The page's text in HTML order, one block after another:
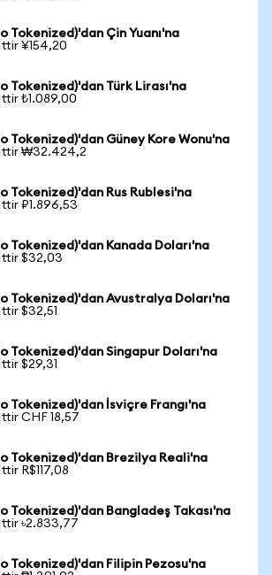
Tokenized)'dan Çin Yuanı'na
¥154,20
Tokenized)'dan Türk Lirası'na
₺1.089,00
Tokenized)'dan Güney Kore Wonu'na
₩32.424,2
Tokenized)'dan Rus Rublesi'na
₽1.896,53
Tokenized)'dan Kanada Doları'na
$32,03
Tokenized)'dan Avustralya Doları'na
$32,51
Tokenized)'dan Singapur Doları'na
$29,31
Tokenized)'dan İsviçre Frangı'na
CHF 18,57
Tokenized)'dan Brezilya Reali'na
R$117,08
Tokenized)'dan Bangladeş Takası'na
৳2.833,77
Tokenized)'dan Filipin Pezosu'na